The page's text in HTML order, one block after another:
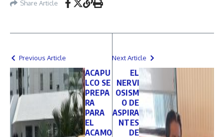
Share Article
Previous Article
ACAPU
LCO SE
PREPA
RA
PARA
EL
ACAMO
Next Article
EL
NERVI
OSISM
O DE
ASPIRA
NTES
DE